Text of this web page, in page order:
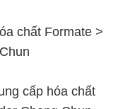
chất Formate >
cấp hóa chất